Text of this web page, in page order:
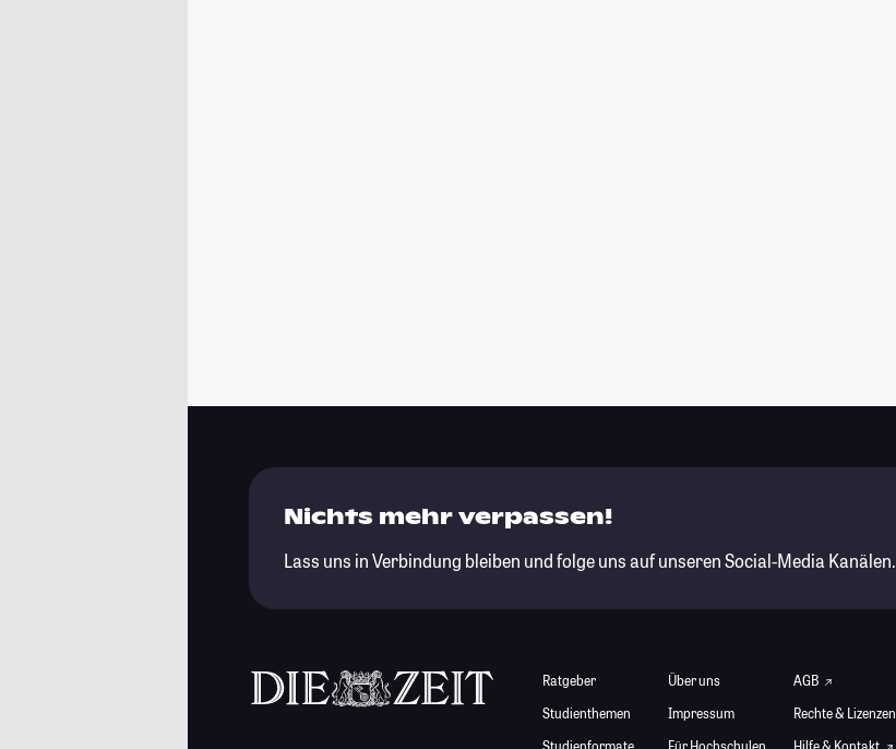
Nichts mehr verpassen!
Lass uns in Verbindung bleiben und folge uns auf unseren Social-Media Kanälen.
Ratgeber
Studienthemen
Studienformate
Über uns
Impressum
Für Hochschulen
AGB
Rechte & Lizenzen
Hilfe & Kontakt